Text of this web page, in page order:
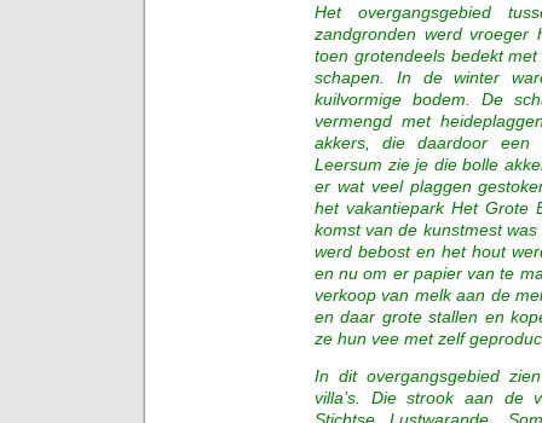
Het overgangsgebied
zandgronden werd vroeger
toen grotendeels bedekt
schapen. In de winter
kuilvormige bodem. De
vermengd met
akkers, die daardoor een
Leersum zie je die bolle
er wat veel plaggen
het vakantiepark Het Grote
komst van de kunstmest
werd bebost en het hout
en nu om er papier van te
verkoop van melk aan de
en daar grote stallen en
ze hun vee met zelf
In dit overgangsgebied
villa’s. Die strook aan de
Stichtse Lustwarande.